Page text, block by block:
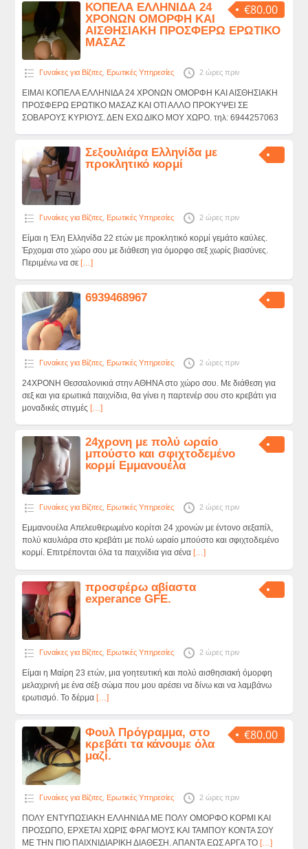
€80.00
ΚΟΠΕΛΑ ΕΛΛΗΝΙΔΑ 24
ΧΡΟΝΩΝ ΟΜΟΡΦΗ ΚΑΙ
ΑΙΣΘΗΣΙΑΚΗ ΠΡΟΣΦΕΡΩ ΕΡΩΤΙΚΟ
ΜΑΣΑΖ
Γυναίκες για Βίζιτες, Ερωτικές Υπηρεσίες 2 ώρες πριν
ΕΙΜΑΙ ΚΟΠΕΛΑ ΕΛΛΗΝΙΔΑ 24 ΧΡΟΝΩΝ ΟΜΟΡΦΗ ΚΑΙ ΑΙΣΘΗΣΙΑΚΗ
ΠΡΟΣΦΕΡΩ ΕΡΩΤΙΚΟ ΜΑΣΑΖ ΚΑΙ ΟΤΙ ΑΛΛΟ ΠΡΟΚΥΨΕΙ ΣΕ
ΣΟΒΑΡΟΥΣ ΚΥΡΙΟΥΣ. ΔΕΝ ΕΧΩ ΔΙΚΟ ΜΟΥ ΧΩΡΟ. τηλ: 6944257063
Σεξουλιάρα Ελληνίδα με
προκλητικό κορμί
Γυναίκες για Βίζιτες, Ερωτικές Υπηρεσίες 2 ώρες πριν
Είμαι η Έλη Ελληνίδα 22 ετών με προκλητικό κορμί γεμάτο καύλες.
Έρχομαι στο χώρο σου με διάθεση για όμορφο σεξ χωρίς βιασύνες.
Περιμένω να σε […]
6939468967
Γυναίκες για Βίζιτες, Ερωτικές Υπηρεσίες 2 ώρες πριν
24ΧΡΟΝΗ Θεσσαλονικιά στην ΑΘΗΝΑ στο χώρο σου. Με διάθεση για
σεξ και για ερωτικά παιχνίδια, θα γίνει η παρτενέρ σου στο κρεβάτι για
μοναδικές στιγμές […]
24χρονη με πολύ ωραίο
μπούστο και σφιχτοδεμένο
κορμί Εμμανουέλα
Γυναίκες για Βίζιτες, Ερωτικές Υπηρεσίες 2 ώρες πριν
Εμμανουέλα Aπελευθερωμένο κορίτσι 24 χρονών με έντονο σεξαπίλ,
πολύ καυλιάρα στο κρεβάτι με πολύ ωραίο μπούστο και σφιχτοδεμένο
κορμί. Επιτρέπονται όλα τα παιχνίδια για σένα […]
προσφέρω αβίαστα
experance GFE.
Γυναίκες για Βίζιτες, Ερωτικές Υπηρεσίες 2 ώρες πριν
Είμαι η Μαίρη 23 ετών, μια γοητευτική και πολύ αισθησιακή όμορφη
μελαχρινή με ένα σέξι σώμα που μου αρέσει να δίνω και να λαμβάνω
ερωτισμό. Το δέρμα […]
€80.00
Φουλ Πρόγραμμα, στο
κρεβάτι τα κάνουμε όλα
μαζί.
Γυναίκες για Βίζιτες, Ερωτικές Υπηρεσίες 2 ώρες πριν
ΠΟΛΥ ΕΝΤΥΠΩΣΙΑΚΗ ΕΛΛΗΝΙΔΑ ΜΕ ΠΟΛΥ ΟΜΟΡΦΟ ΚΟΡΜΙ ΚΑΙ
ΠΡΟΣΩΠΟ, ΕΡΧΕΤΑΙ ΧΩΡΙΣ ΦΡΑΓΜΟΥΣ ΚΑΙ ΤΑΜΠΟΥ ΚΟΝΤΑ ΣΟΥ
ΜΕ ΤΗΝ ΠΙΟ ΠΑΙΧΝΙΔΙΑΡΙΚΗ ΔΙΑΘΕΣΗ. ΑΠΑΝΤΑ ΕΩΣ ΑΡΓΑ ΤΟ […]